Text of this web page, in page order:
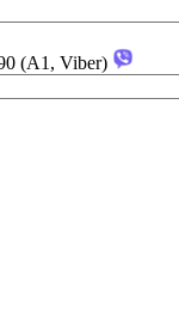
(A1, Viber)